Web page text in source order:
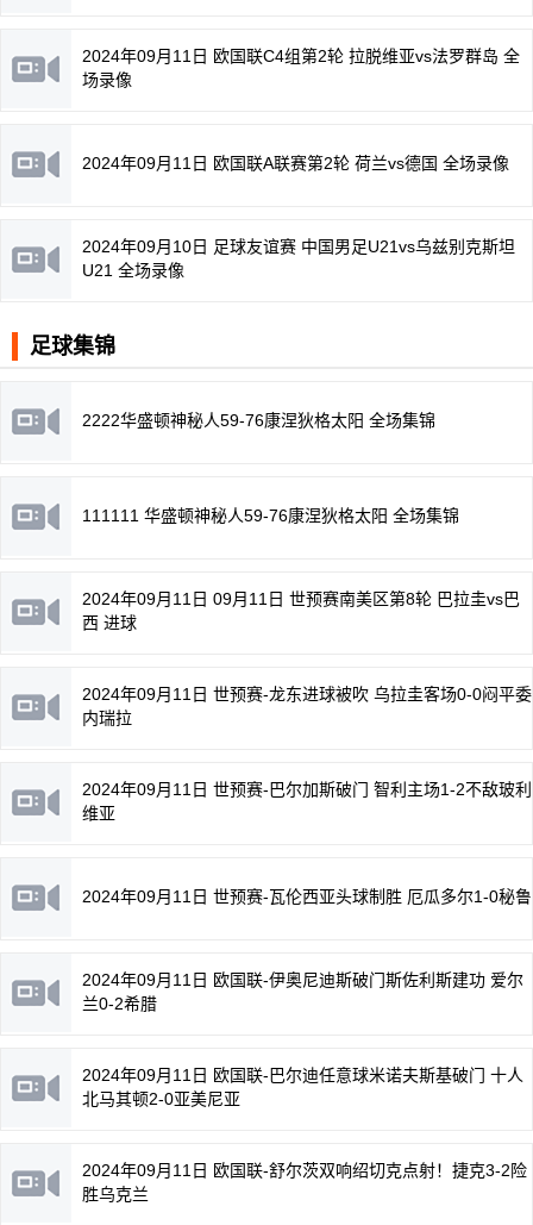
2024年09月11日 欧国联C4组第2轮 拉脱维亚vs法罗群岛 全
场录像
2024年09月11日 欧国联A联赛第2轮 荷兰vs德国 全场录像
2024年09月10日 足球友谊赛 中国男足U21vs乌兹别克斯坦
U21 全场录像
足球集锦
2222华盛顿神秘人59-76康涅狄格太阳 全场集锦
111111 华盛顿神秘人59-76康涅狄格太阳 全场集锦
2024年09月11日 09月11日 世预赛南美区第8轮 巴拉圭vs巴
西 进球
2024年09月11日 世预赛-龙东进球被吹 乌拉圭客场0-0闷平委
内瑞拉
2024年09月11日 世预赛-巴尔加斯破门 智利主场1-2不敌玻利
维亚
2024年09月11日 世预赛-瓦伦西亚头球制胜 厄瓜多尔1-0秘鲁
2024年09月11日 欧国联-伊奥尼迪斯破门斯佐利斯建功 爱尔
兰0-2希腊
2024年09月11日 欧国联-巴尔迪任意球米诺夫斯基破门 十人
北马其顿2-0亚美尼亚
2024年09月11日 欧国联-舒尔茨双响绍切克点射！捷克3-2险
胜乌克兰